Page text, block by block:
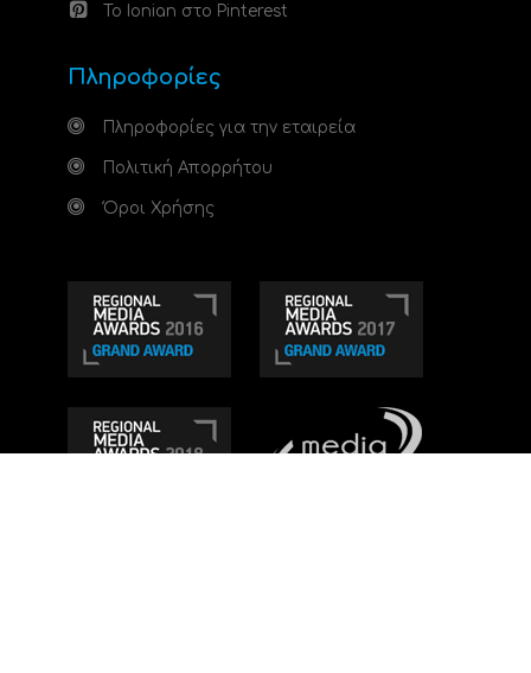
Το Ionian στο Pinterest
Πληροφορίες
Πληροφορίες για την εταιρεία
Πολιτική Απορρήτου
Όροι Χρήσης